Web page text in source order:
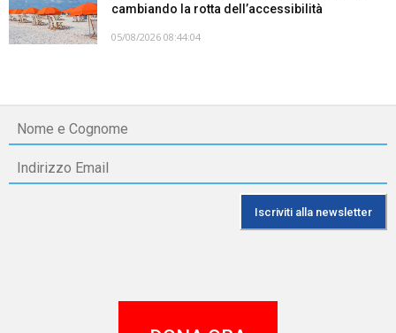
cambiando la rotta dell’accessibilità
05/08/2026 08:44:04